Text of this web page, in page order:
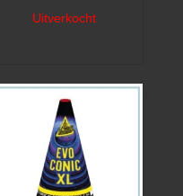
Uitverkocht